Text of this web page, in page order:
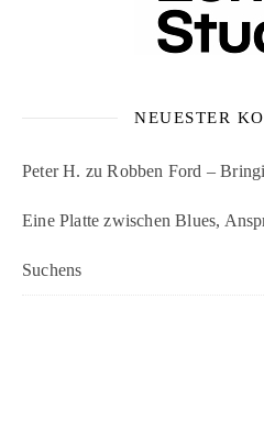
NEUESTER
Peter H. zuRobben Ford –
Eine Platte zwischen Blues,
Suchens